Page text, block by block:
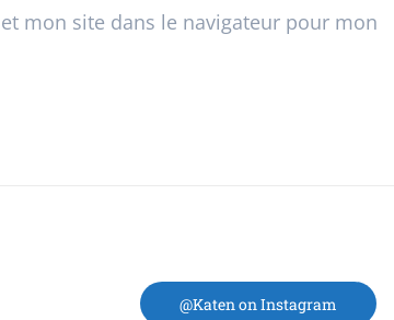
mon site dans le navigateur pour mon
@Katen on Instagram